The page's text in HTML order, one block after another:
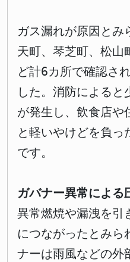
ガス漏れが原因とみ
天町、琴芝町、松山
ど計6カ所で確認さ
した。消防によると
が発生し、飲食店や
と軽いやけどを負っ
です。
ガバナー異常による
異常燃焼や漏洩を引
につながったとみら
ナーは雨風などの外